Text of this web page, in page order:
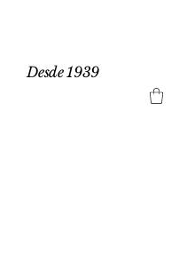
Desde 1939